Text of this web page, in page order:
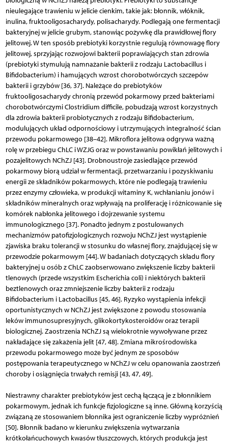
nieulegające trawieniu w jelicie cienkim, takie jak: błonnik, włóknik,
inulina, fruktooligosacharydy, polisacharydy. Podlegają one fermentacji
bakteryjnej w jelicie grubym, stanowiąc pożywkę dla prawidłowej flory
jelitowej. W ten sposób prebiotyki korzystnie regulują równowagę flory
jelitowej, sprzyjając rozwojowi bakterii poprawiających stan zdrowia
(prebiotyki stymulują namnażanie bakterii z rodzaju Lactobacillus i
Bifidobacterium) i hamujących wzrost chorobotwórczych szczepów
bakterii i grzybów [36, 37]. Należące do prebiotyków
fruktooligosacharydy chronią przewód pokarmowy przed bakteriami
chorobotwórczymi Clostridium difficile, pobudzają wzrost korzystnych
dla zdrowia bakterii probiotycznych z rodzaju Bifidobacterium,
modulujących układ odpornościowy i utrzymujących integralność ścian
przewodu pokarmowego [38–42]. Mikroflora jelitowa odgrywa ważną
rolę w przebiegu ChLC i WZJG oraz w powstawaniu powikłań jelitowych i
pozajelitowych NChZJ [43]. Drobnoustroje zasiedlające przewód
pokarmowy biorą udział w fermentacji, przetwarzaniu i pozyskiwaniu
energii ze składników pokarmowych, które nie podlegają trawieniu
przez enzymy człowieka, w produkcji witaminy K, wchłanianiu jonów i
składników mineralnych oraz wpływają na proliferację i różnicowanie się
komórek nabłonka jelitowego i dojrzewanie systemu
immunologicznego [37]. Ponadto jednym z postulowanych
mechanizmów patofizjologicznych rozwoju NChZJ jest wystąpienie
zjawiska braku tolerancji w stosunku do własnej flory, znajdującej się w
przewodzie pokarmowym [44]. W badaniach dotyczących składu flory
bakteryjnej u osób z ChLC zaobserwowano zwiększenie liczby bakterii
tlenowych (przede wszystkim Escherichia coli) i niektórych bakterii
beztlenowych oraz zmniejszenie liczby bakterii z rodzaju
Bifidobacterium i Lactobacillus [45, 46]. Ryzyko wystąpienia infekcji
oportu­nistycznych w NChZJ jest zwiększone z powodu stosowania
leków immunosupresyjnych, glikokortykosteroidów oraz terapii
biologicznej. Zaostrzenia NChZJ są wielokrotnie wywoływane przez
nakładające się zakażenia jelit [47, 48]. Zmiana mikrośrodowiska
przewodu pokarmowego może być jednym ze sposobów
postępowania terapeutycznego w NChZJ w celu opanowania zaostrzeń
choroby i osiągnięcia trwałych remisji [43, 47, 49].
Niestrawny charakter prebiotyków jest cechą łączącą je z błonnikiem
pokarmowym, jednak ich funkcje fizjologiczne są inne. Główną korzyścią
związaną ze stosowaniem błonnika jest ograniczenie liczby wypróżnień
[50]. Błonnik badano w kierunku zwiększenia wytwarzania
krótkołańcuchowych kwasów tłuszczowych, których produkcja jest